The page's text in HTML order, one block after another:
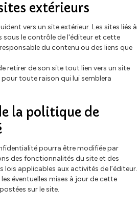
extérieurs
vers un site extérieur. Les sites liés à
sous le contrôle de l'éditeur et cette
du contenu ou des liens que
retirer de son site tout lien vers un site
toute raison qui lui semblera
la politique de
pourra être modifiée par
des fonctionnalités du site et des
lois applicables aux activités de l’éditeur.
éventuelles mises à jour de cette
sur le site.